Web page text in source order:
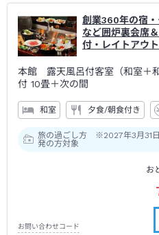
創業360年の宿
など囲炉裏会席
付・レイトアウ
本館 露天風呂付客室（和室＋
付 10畳＋次の間
和室 夕食/朝食付き
旅の過ごし方 ※2027年3月31
発の方対象
お
お問い合わせコード